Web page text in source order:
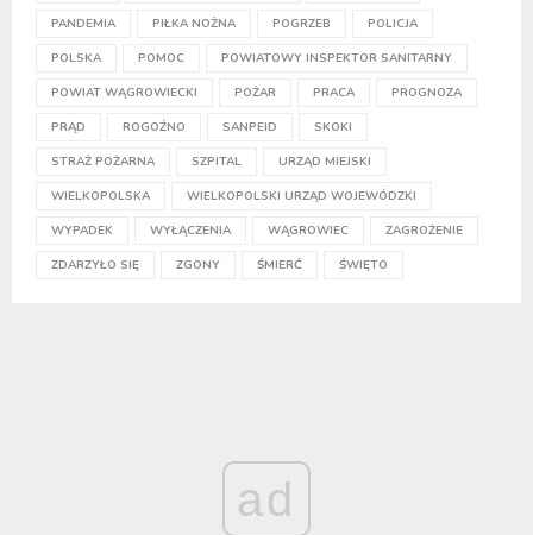
PANDEMIA PIŁKA NOŻNA POGRZEB POLICJA
POLSKA POMOC POWIATOWY INSPEKTOR SANITARNY
POWIAT WĄGROWIECKI POŻAR PRACA PROGNOZA
PRĄD ROGOŹNO SANPEID SKOKI
STRAŻ POŻARNA SZPITAL URZĄD MIEJSKI
WIELKOPOLSKA WIELKOPOLSKI URZĄD WOJEWÓDZKI
WYPADEK WYŁĄCZENIA WĄGROWIEC ZAGROŻENIE
ZDARZYŁO SIĘ ZGONY ŚMIERĆ ŚWIĘTO
ad